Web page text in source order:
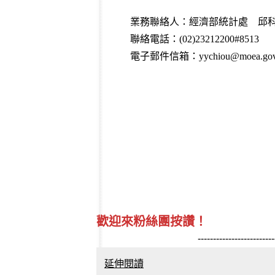
業務聯絡人：經濟部統計處 邱
聯絡電話：(02)23212200#8513
電子郵件信箱：
歡迎來粉絲團按讚！
延伸閱讀